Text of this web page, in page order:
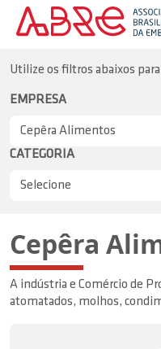
Utilize os filtros abaixos
EMPRESA
CATEGORIA
Cepêra
A indústria e Comércio de
atomatados, molhos,